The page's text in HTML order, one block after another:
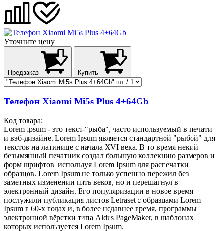
Уточните цену
Предзаказ Купить
Телефон Xiaomi Mi5s Plus 4+64Gb
Код товара:
Lorem Ipsum - это текст-"рыба", часто используемый в печати
и вэб-дизайне. Lorem Ipsum является стандартной "рыбой" для
текстов на латинице с начала XVI века. В то время некий
безымянный печатник создал большую коллекцию размеров и
форм шрифтов, используя Lorem Ipsum для распечатки
образцов. Lorem Ipsum не только успешно пережил без
заметных изменений пять веков, но и перешагнул в
электронный дизайн. Его популяризации в новое время
послужили публикация листов Letraset с образцами Lorem
Ipsum в 60-х годах и, в более недавнее время, программы
электронной вёрстки типа Aldus PageMaker, в шаблонах
которых используется Lorem Ipsum.